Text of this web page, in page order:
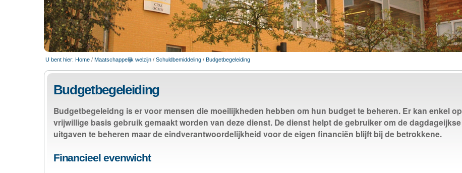
U bent hier: Home / Maatschappelijk welzijn / Schuldbemiddeling / Budgetbegeleiding
Budgetbegeleiding
Budgetbegeleidng is er voor mensen die moeilijkheden hebben om hun budget te beheren. Er kan enkel op
vrijwillige basis gebruik gemaakt worden van deze dienst. De dienst helpt de gebruiker om de dagdageijkse
uitgaven te beheren maar de eindverantwoordelijkheid voor de eigen financiën blijft bij de betrokkene.
Financieel evenwicht